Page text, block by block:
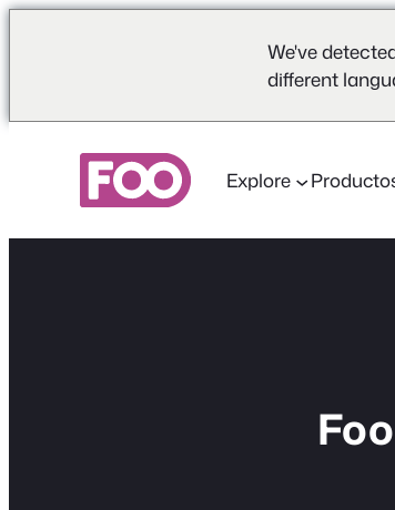
We've
different
contenido
Explore